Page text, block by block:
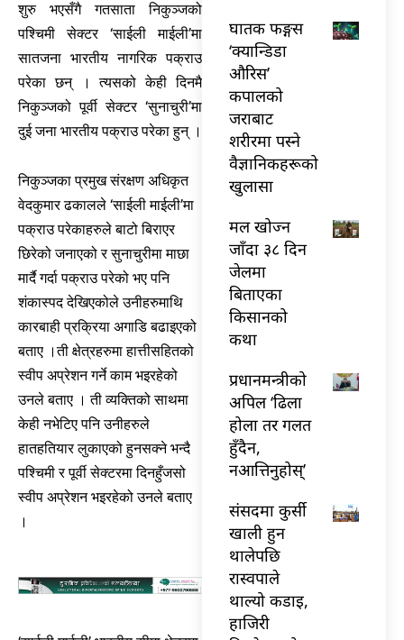
शुरु भएसँगै गतसाता निकुञ्जको
पश्चिमी सेक्टर ‘साईली माईली’मा
सातजना भारतीय नागरिक पक्राउ
परेका छन् । त्यसको केही दिनमै
निकुञ्जको पूर्वी सेक्टर ‘सुनाचुरी’मा
दुई जना भारतीय पक्राउ परेका हुन् ।
निकुञ्जका प्रमुख संरक्षण अधिकृत
वेदकुमार ढकालले ‘साईली माईली’मा
पक्राउ परेकाहरुले बाटो बिराएर
छिरेको जनाएको र सुनाचुरीमा माछा
मार्दै गर्दा पक्राउ परेको भए पनि
शंकास्पद देखिएकोले उनीहरुमाथि
कारबाही प्रक्रिया अगाडि बढाइएको
बताए ।ती क्षेत्रहरुमा हात्तीसहितको
स्वीप अप्रेशन गर्ने काम भइरहेको
उनले बताए । ती व्यक्तिको साथमा
केही नभेटिए पनि उनीहरुले
हातहतियार लुकाएको हुनसक्ने भन्दै
पश्चिमी र पूर्वी सेक्टरमा दिनहुँजसो
स्वीप अप्रेशन भइरहेको उनले बताए
।
घातक फङ्गस
‘क्यान्डिडा
औरिस’
कपालको
जराबाट
शरीरमा पस्ने
वैज्ञानिकहरूको
खुलासा
मल खोज्न
जाँदा ३८ दिन
जेलमा
बिताएका
किसानको
कथा
प्रधानमन्त्रीको
अपिल ‘ढिला
होला तर गलत
हुँदैन,
नआत्तिनुहोस्’
संसदमा कुर्सी
खाली हुन
थालेपछि
रास्वपाले
थाल्यो कडाइ,
हाजिरी